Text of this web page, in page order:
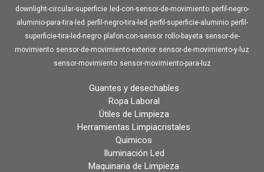
downlight-circular-superficie
led-con-sensor-de-movimiento perfil-negro-
aluminio-para-tira-led perfil-negro-tira-led perfil-superficie-aluminio perfil-
superficie-tira-led-negro plafon-con-sensor rollo-bayeta sensor-de-
movimiento sensor-de-movimiento-exterior sensor-de-movimiento-y-luz
sensor-movimiento sensor-movimiento-para-luz
Guantes y desechables
Ropa Laboral
Útiles de Limpieza
Herramientas Limpiacristales
Quimicos
Iluminación Led
Maquinaria de Limpieza